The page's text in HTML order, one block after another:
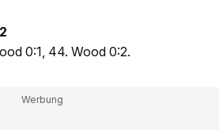
0:1, 44. Wood 0:2.